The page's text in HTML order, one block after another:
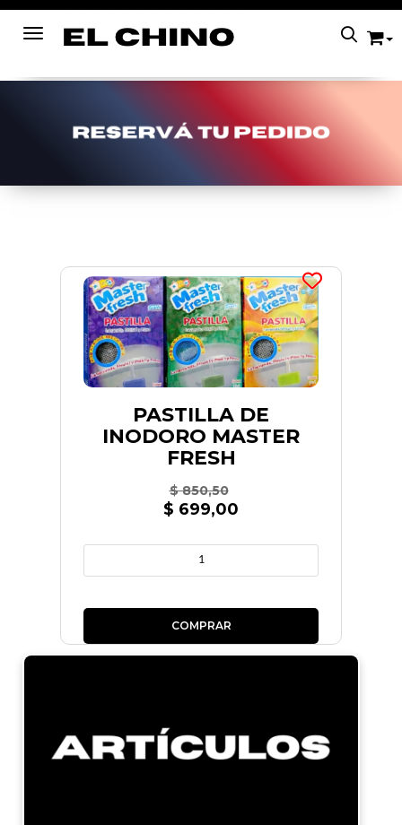
Toggle navigation
PASTILLA DE
INODORO MASTER
FRESH
$ 850,50
$ 699,00